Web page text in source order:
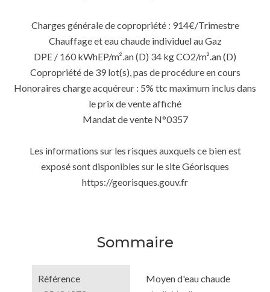
Charges générale de copropriété : 914€/Trimestre
Chauffage et eau chaude individuel au Gaz
DPE / 160 kWhEP/m².an (D) 34 kg CO2/m².an (D)
Copropriété de 39 lot(s), pas de procédure en cours
Honoraires charge acquéreur : 5% ttc maximum inclus dans
le prix de vente affiché
Mandat de vente N°0357
Les informations sur les risques auxquels ce bien est
exposé sont disponibles sur le site Géorisques
https://georisques.gouv.fr
Sommaire
Référence
Moyen d'eau chaude